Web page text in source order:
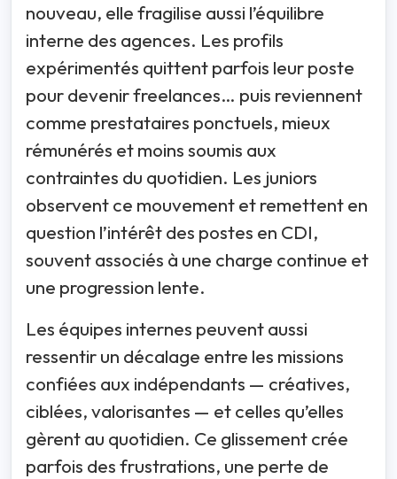
nouveau, elle fragilise aussi l’équilibre
interne des agences. Les profils
expérimentés quittent parfois leur poste
pour devenir freelances… puis reviennent
comme prestataires ponctuels, mieux
rémunérés et moins soumis aux
contraintes du quotidien. Les juniors
observent ce mouvement et remettent en
question l’intérêt des postes en CDI,
souvent associés à une charge continue et
une progression lente.
Les équipes internes peuvent aussi
ressentir un décalage entre les missions
confiées aux indépendants — créatives,
ciblées, valorisantes — et celles qu’elles
gèrent au quotidien. Ce glissement crée
parfois des frustrations, une perte de